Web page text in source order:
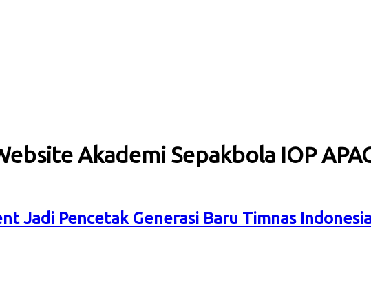
Akademi Sepakbola IOP
Jadi Pencetak Generasi Baru Timnas Indonesia